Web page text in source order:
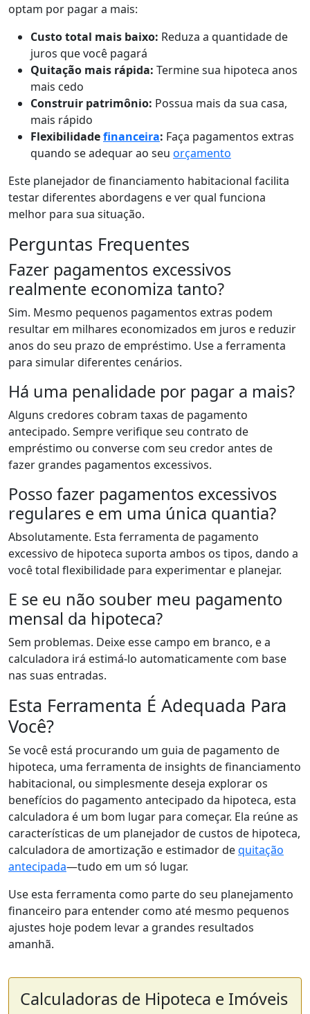
optam por pagar a mais:
Custo total mais baixo: Reduza a quantidade de
juros que você pagará
Quitação mais rápida: Termine sua hipoteca anos
mais cedo
Construir patrimônio: Possua mais da sua casa,
mais rápido
Flexibilidadefinanceira: Faça pagamentos extras
quando se adequar ao seu orçamento
Este planejador de financiamento habitacional facilita
testar diferentes abordagens e ver qual funciona
melhor para sua situação.
Perguntas Frequentes
Fazer pagamentos excessivos
realmente economiza tanto?
Sim. Mesmo pequenos pagamentos extras podem
resultar em milhares economizados em juros e reduzir
anos do seu prazo de empréstimo. Use a ferramenta
para simular diferentes cenários.
Há uma penalidade por pagar a mais?
Alguns credores cobram taxas de pagamento
antecipado. Sempre verifique seu contrato de
empréstimo ou converse com seu credor antes de
fazer grandes pagamentos excessivos.
Posso fazer pagamentos excessivos
regulares e em uma única quantia?
Absolutamente. Esta ferramenta de pagamento
excessivo de hipoteca suporta ambos os tipos, dando a
você total flexibilidade para experimentar e planejar.
E se eu não souber meu pagamento
mensal da hipoteca?
Sem problemas. Deixe esse campo em branco, e a
calculadora irá estimá-lo automaticamente com base
nas suas entradas.
Esta Ferramenta É Adequada Para
Você?
Se você está procurando um guia de pagamento de
hipoteca, uma ferramenta de insights de financiamento
habitacional, ou simplesmente deseja explorar os
benefícios do pagamento antecipado da hipoteca, esta
calculadora é um bom lugar para começar. Ela reúne as
características de um planejador de custos de hipoteca,
calculadora de amortização e estimador dequitação
antecipada—tudo em um só lugar.
Use esta ferramenta como parte do seu planejamento
financeiro para entender como até mesmo pequenos
ajustes hoje podem levar a grandes resultados
amanhã.
Calculadoras de Hipoteca e Imóveis